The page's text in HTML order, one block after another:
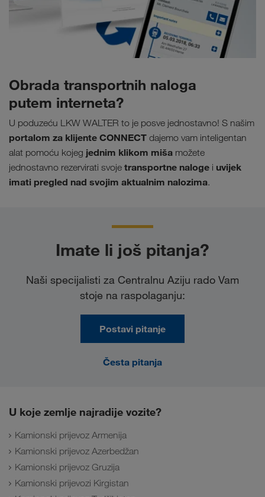
Obrada transportnih naloga
putem interneta?
U poduzeću LKW WALTER to je posve jednostavno! S našim
portalom za klijente CONNECT dajemo vam inteligentan
alat pomoću kojeg jednim klikom miša možete
jednostavno rezervirati svoje transportne naloge i uvijek
imati pregled nad svojim aktualnim nalozima.
Imate li još pitanja?
Naši specijalisti za Centralnu Aziju rado Vam
stoje na raspolaganju:
Postavi pitanje
Česta pitanja
U koje zemlje najradije vozite?
Kamionski prijevoz Armenija
Kamionski prijevoz Azerbedžan
Kamionski prijevoz Gruzija
Kamionski prijevozi Kirgistan